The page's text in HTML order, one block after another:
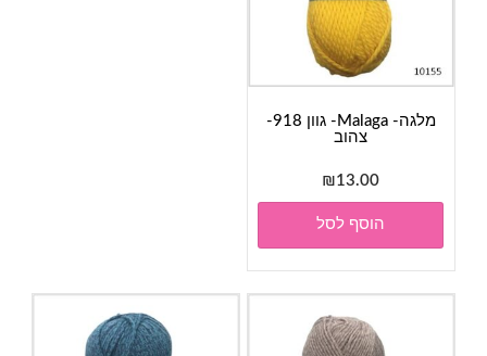
מלגה- Malaga- גוון 918-
צהוב
₪13.00
הוסף לסל